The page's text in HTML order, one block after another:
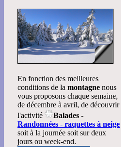
En fonction des meilleures
conditions de la montagne nous
vous proposons chaque semaine,
de décembre à avril, de découvrir
l'activité
Balades -
Randonnées - raquettes à neige
soit à la journée soit sur deux
jours ou week-end.